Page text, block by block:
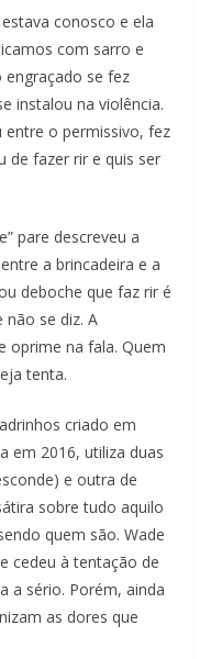
conosco e ela
com sarro e
se fez
instalou na violência.
entre o permissivo, fez
de fazer rir e quis ser
pare descreveu a
a brincadeira e a
deboche que faz rir é
não se diz. A
oprime na fala. Quem
tenta.
criado em
em 2016, utiliza duas
e outra de
sobre tudo aquilo
quem são. Wade
cedeu à tentação de
a sério. Porém, ainda
as dores que